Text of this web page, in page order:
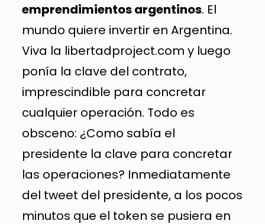
emprendimientos argentinos. El
mundo quiere invertir en Argentina.
Viva la libertadproject.com y luego
ponía la clave del contrato,
imprescindible para concretar
cualquier operación. Todo es
obsceno: ¿Como sabía el
presidente la clave para concretar
las operaciones? Inmediatamente
del tweet del presidente, a los pocos
minutos que el token se pusiera en